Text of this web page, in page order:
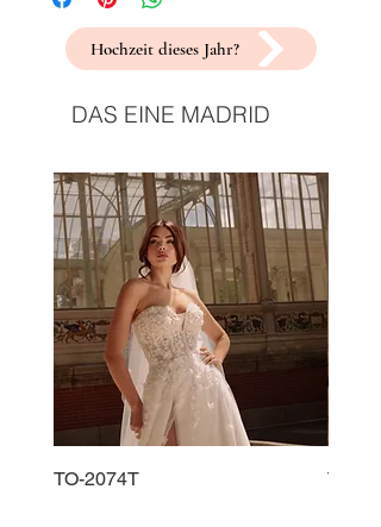
Hochzeit dieses Jahr?
DAS EINE MADRID
TO-2074T TO-